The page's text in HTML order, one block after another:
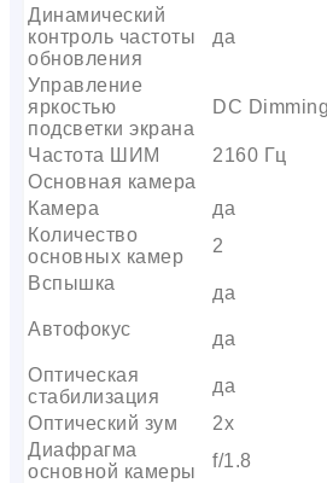
Динамический
контроль частоты
обновления
да
Управление
яркостью
подсветки экрана
DC Dimming
Частота ШИМ
2160 Гц
Основная камера
Камера
да
Количество
основных камер
2
Вспышка
да
Автофокус
да
Оптическая
стабилизация
да
Оптический зум
2х
Диафрагма
основной камеры
f/1.8